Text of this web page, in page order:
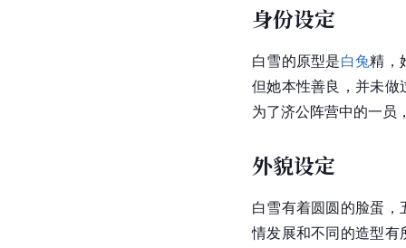
身份设定
白雪的原型是白兔精，
但她本性善良，并未做
为了济公阵营中的一员
外貌设定
白雪有着圆圆的脸蛋
情发展和不同的造型有